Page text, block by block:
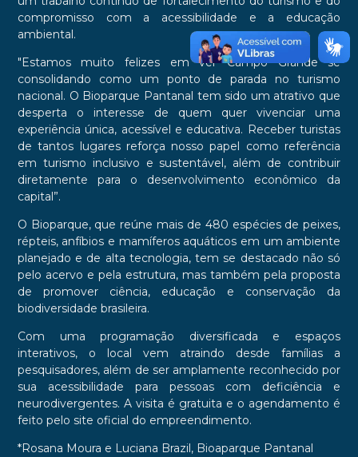
compromisso com a acessibilidade e a educação
ambiental.
"Estamos muito felizes em ver Campo Grande se
consolidando como um ponto de parada no turismo
nacional. O Bioparque Pantanal tem sido um atrativo que
desperta o interesse de quem quer vivenciar uma
experiência única, acessível e educativa. Receber turistas
de tantos lugares reforça nosso papel como referência
em turismo inclusivo e sustentável, além de contribuir
diretamente para o desenvolvimento econômico da
capital”.
O Bioparque, que reúne mais de 480 espécies de peixes,
répteis, anfíbios e mamíferos aquáticos em um ambiente
planejado e de alta tecnologia, tem se destacado não só
pelo acervo e pela estrutura, mas também pela proposta
de promover ciência, educação e conservação da
biodiversidade brasileira.
Com uma programação diversificada e espaços
interativos, o local vem atraindo desde famílias a
pesquisadores, além de ser amplamente reconhecido por
sua acessibilidade para pessoas com deficiência e
neurodivergentes. A visita é gratuita e o agendamento é
feito pelo site oficial do empreendimento.
*Rosana Moura e Luciana Brazil, Bioaparque Pantanal